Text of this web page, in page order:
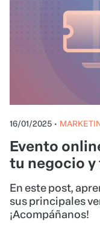
16/01/2025 •
Evento
tu negocio
En este post,
sus principales
¡Acompáñanos!